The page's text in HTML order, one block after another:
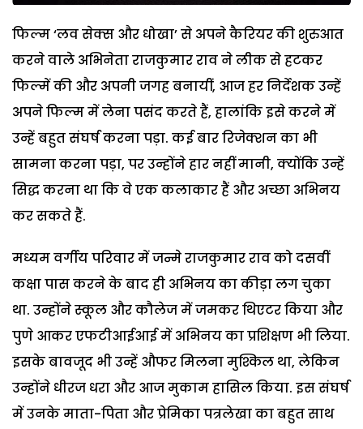
फिल्म ‘लव सेक्स और धोखा’ से अपने कैरियर की शुरुआत
करने वाले अभिनेता राजकुमार राव ने लीक से हटकर
फिल्में की और अपनी जगह बनायीं, आज हर निर्देशक उन्हें
अपने फिल्म में लेना पसंद करते हैं, हालांकि इसे करने में
उन्हें बहुत संघर्ष करना पड़ा. कई बार रिजेक्शन का भी
सामना करना पड़ा, पर उन्होंने हार नहीं मानी, क्योंकि उन्हें
सिद्ध करना था कि वे एक कलाकार हैं और अच्छा अभिनय
कर सकते हैं.
मध्यम वर्गीय परिवार में जन्मे राजकुमार राव को दसवीं
कक्षा पास करने के बाद ही अभिनय का कीड़ा लग चुका
था. उन्होंने स्कूल और कौलेज में जमकर थिएटर किया और
पुणे आकर एफटीआईआई में अभिनय का प्रशिक्षण भी लिया.
इसके बावजूद भी उन्हें औफर मिलना मुश्किल था, लेकिन
उन्होंने धीरज धरा और आज मुकाम हासिल किया. इस संघर्ष
में उनके माता-पिता और प्रेमिका पत्रलेखा का बहुत साथ